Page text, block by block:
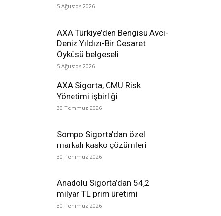
5 Ağustos 2026
AXA Türkiye’den Bengisu Avcı-
Deniz Yıldızı-Bir Cesaret
Öyküsü belgeseli
5 Ağustos 2026
AXA Sigorta, CMU Risk
Yönetimi işbirliği
30 Temmuz 2026
Sompo Sigorta’dan özel
markalı kasko çözümleri
30 Temmuz 2026
Anadolu Sigorta’dan 54,2
milyar TL prim üretimi
30 Temmuz 2026